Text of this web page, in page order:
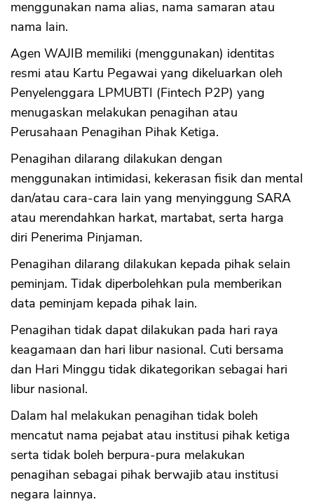
menggunakan nama alias, nama samaran atau
nama lain.
Agen WAJIB memiliki (menggunakan) identitas
resmi atau Kartu Pegawai yang dikeluarkan oleh
Penyelenggara LPMUBTI (Fintech P2P) yang
menugaskan melakukan penagihan atau
Perusahaan Penagihan Pihak Ketiga.
Penagihan dilarang dilakukan dengan
menggunakan intimidasi, kekerasan fisik dan mental
dan/atau cara-cara lain yang menyinggung SARA
atau merendahkan harkat, martabat, serta harga
diri Penerima Pinjaman.
Penagihan dilarang dilakukan kepada pihak selain
peminjam. Tidak diperbolehkan pula memberikan
data peminjam kepada pihak lain.
Penagihan tidak dapat dilakukan pada hari raya
keagamaan dan hari libur nasional. Cuti bersama
dan Hari Minggu tidak dikategorikan sebagai hari
libur nasional.
Dalam hal melakukan penagihan tidak boleh
mencatut nama pejabat atau institusi pihak ketiga
serta tidak boleh berpura-pura melakukan
penagihan sebagai pihak berwajib atau institusi
negara lainnya.